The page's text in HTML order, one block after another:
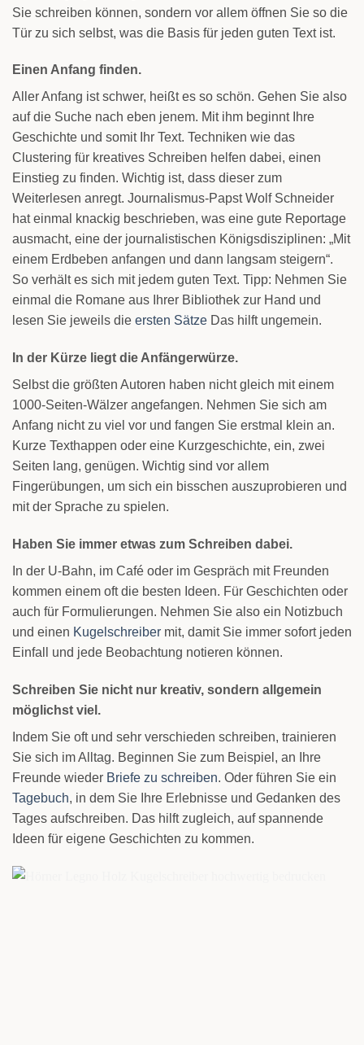
Sie schreiben können, sondern vor allem öffnen Sie so die
Tür zu sich selbst, was die Basis für jeden guten Text ist.
Einen Anfang finden.
Aller Anfang ist schwer, heißt es so schön. Gehen Sie also
auf die Suche nach eben jenem. Mit ihm beginnt Ihre
Geschichte und somit Ihr Text. Techniken wie das
Clustering für kreatives Schreiben helfen dabei, einen
Einstieg zu finden. Wichtig ist, dass dieser zum
Weiterlesen anregt. Journalismus-Papst Wolf Schneider
hat einmal knackig beschrieben, was eine gute Reportage
ausmacht, eine der journalistischen Königsdisziplinen: „Mit
einem Erdbeben anfangen und dann langsam steigern“.
So verhält es sich mit jedem guten Text. Tipp: Nehmen Sie
einmal die Romane aus Ihrer Bibliothek zur Hand und
lesen Sie jeweils die ersten Sätze Das hilft ungemein.
In der Kürze liegt die Anfängerwürze.
Selbst die größten Autoren haben nicht gleich mit einem
1000-Seiten-Wälzer angefangen. Nehmen Sie sich am
Anfang nicht zu viel vor und fangen Sie erstmal klein an.
Kurze Texthappen oder eine Kurzgeschichte, ein, zwei
Seiten lang, genügen. Wichtig sind vor allem
Fingerübungen, um sich ein bisschen auszuprobieren und
mit der Sprache zu spielen.
Haben Sie immer etwas zum Schreiben dabei.
In der U-Bahn, im Café oder im Gespräch mit Freunden
kommen einem oft die besten Ideen. Für Geschichten oder
auch für Formulierungen. Nehmen Sie also ein Notizbuch
und einen Kugelschreiber mit, damit Sie immer sofort jeden
Einfall und jede Beobachtung notieren können.
Schreiben Sie nicht nur kreativ, sondern allgemein
möglichst viel.
Indem Sie oft und sehr verschieden schreiben, trainieren
Sie sich im Alltag. Beginnen Sie zum Beispiel, an Ihre
Freunde wieder Briefe zu schreiben. Oder führen Sie ein
Tagebuch, in dem Sie Ihre Erlebnisse und Gedanken des
Tages aufschreiben. Das hilft zugleich, auf spannende
Ideen für eigene Geschichten zu kommen.